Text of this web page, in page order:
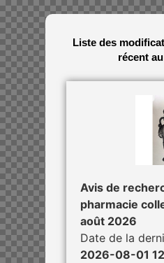
Liste des
récent
Avis de
pharmacie
août 2026
Date de la
2026-08-01